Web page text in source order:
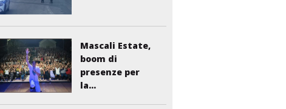
Mascali Estate,
boom di
presenze per
la...